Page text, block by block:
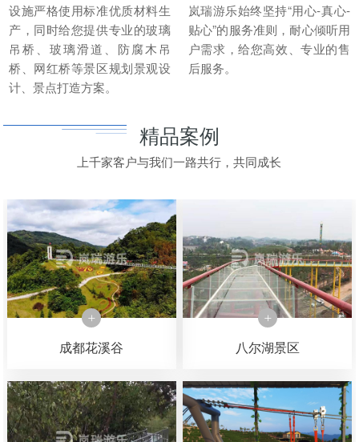
设施严格使用标准优质材料生
产，同时给您提供专业的玻璃
吊桥、玻璃滑道、防腐木吊
桥、网红桥等景区规划景观设
计、景点打造方案。
岚瑞游乐始终坚持“用心-真心-
贴心”的服务准则，耐心倾听用
户需求，给您高效、专业的售
后服务。
精品案例
上千家客户与我们一路共行，共同成长
成都花溪谷 八尔湖景区